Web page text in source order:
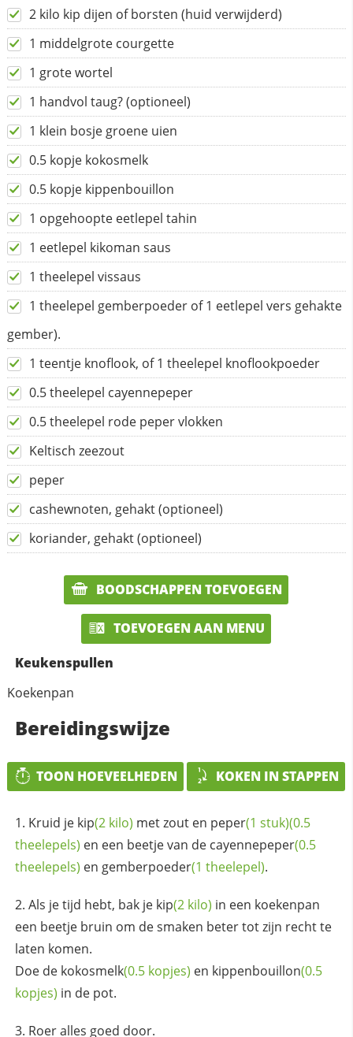
2 kilo kip dijen of borsten (huid verwijderd)
1 middelgrote courgette
1 grote wortel
1 handvol taug? (optioneel)
1 klein bosje groene uien
0.5 kopje kokosmelk
0.5 kopje kippenbouillon
1 opgehoopte eetlepel tahin
1 eetlepel kikoman saus
1 theelepel vissaus
1 theelepel gemberpoeder of 1 eetlepel vers gehakte
gember).
1 teentje knoflook, of 1 theelepel knoflookpoeder
0.5 theelepel cayennepeper
0.5 theelepel rode peper vlokken
Keltisch zeezout
peper
cashewnoten, gehakt (optioneel)
koriander, gehakt (optioneel)
BOODSCHAPPEN TOEVOEGEN
TOEVOEGEN AAN MENU
Keukenspullen
Koekenpan
Bereidingswijze
TOON HOEVEELHEDEN KOKEN IN STAPPEN
Kruid je kip(2 kilo) met zout en peper(1 stuk)(0.5
theelepels) en een beetje van de cayennepeper(0.5
theelepels) en gemberpoeder(1 theelepel).
Als je tijd hebt, bak je kip(2 kilo) in een koekenpan
een beetje bruin om de smaken beter tot zijn recht te
laten komen.
Doe de kokosmelk(0.5 kopjes) en kippenbouillon(0.5
kopjes) in de pot.
Roer alles goed door.